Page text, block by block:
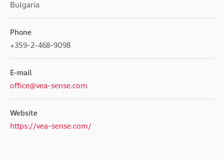
Bulgaria
Phone
+359-2-468-9098
E-mail
office@vea-sense.com
Website
https://vea-sense.com/